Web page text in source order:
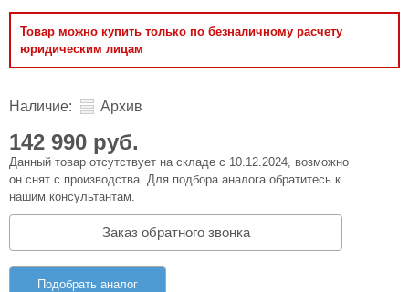
Товар можно купить только по безналичному расчету
юридическим лицам
Наличие: Архив
142 990 руб.
Данный товар отсутствует на складе с 10.12.2024, возможно
он снят с производства. Для подбора аналога обратитесь к
нашим консультантам.
Заказ обратного звонка
Подобрать аналог